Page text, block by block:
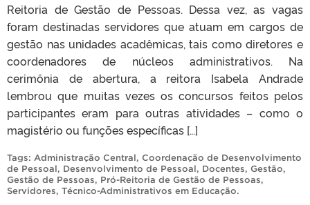
Reitoria de Gestão de Pessoas. Dessa vez, as vagas
foram destinadas servidores que atuam em cargos de
gestão nas unidades acadêmicas, tais como diretores e
coordenadores de núcleos administrativos. Na
cerimônia de abertura, a reitora Isabela Andrade
lembrou que muitas vezes os concursos feitos pelos
participantes eram para outras atividades – como o
magistério ou funções específicas […]
Tags: Administração Central, Coordenação de Desenvolvimento
de Pessoal, Desenvolvimento de Pessoal, Docentes, Gestão,
Gestão de Pessoas, Pró-Reitoria de Gestão de Pessoas,
Servidores, Técnico-Administrativos em Educação.